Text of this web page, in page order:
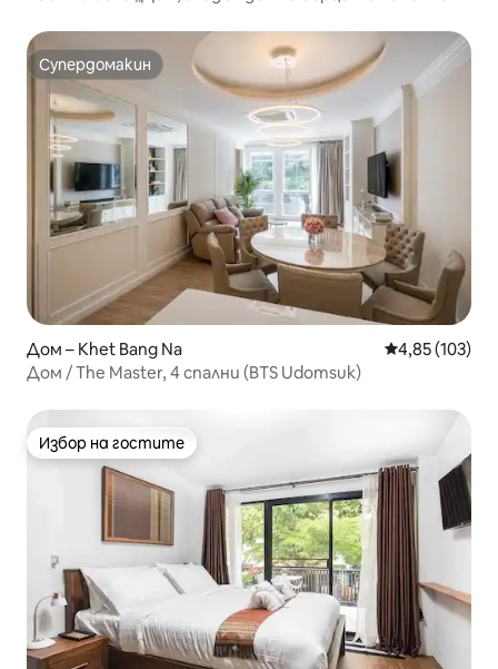
Супердомакин
Супердомакин
Дом – Khet Bang Na Средна
4,85 (103)
Дом / The Master, 4 спални (BTS Udomsuk)
Избор на гостите
Избор на гостите